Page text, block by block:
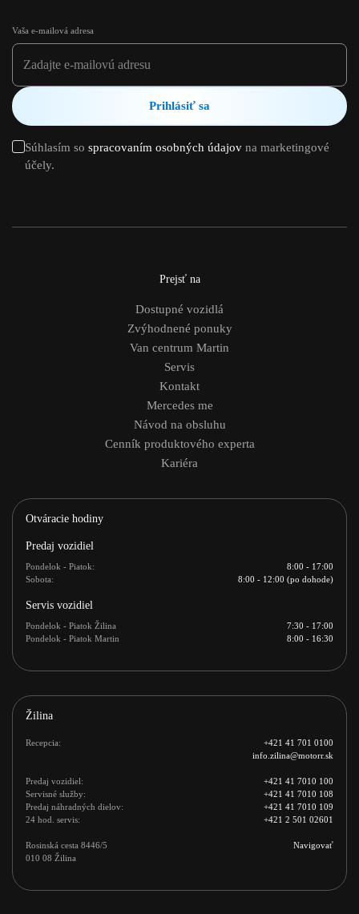
Vaša e-mailová adresa
Prihlásiť sa
Súhlasím so spracovaním osobných údajov na marketingové
účely.
Prejsť na
Dostupné vozidlá
Zvýhodnené ponuky
Van centrum Martin
Servis
Kontakt
Mercedes me
Návod na obsluhu
Cenník produktového experta
Kariéra
Otváracie hodiny
Predaj vozidiel
Pondelok - Piatok:
8:00 - 17:00
Sobota:
8:00 - 12:00 (po dohode)
Servis vozidiel
Pondelok - Piatok Žilina
7:30 - 17:00
Pondelok - Piatok Martin
8:00 - 16:30
Žilina
Recepcia:
+421 41 701 0100
info.zilina@motorr.sk
Predaj vozidiel:
+421 41 7010 100
Servisné služby:
+421 41 7010 108
Predaj náhradných dielov:
+421 41 7010 109
24 hod. servis:
+421 2 501 02601
Rosinská cesta 8446/5
010 08 Žilina
Navigovať